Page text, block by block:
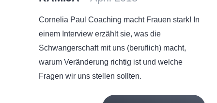
Cornelia Paul Coaching macht Frauen stark! In
einem Interview erzählt sie, was die
Schwangerschaft mit uns (beruflich) macht,
warum Veränderung richtig ist und welche
Fragen wir uns stellen sollten.